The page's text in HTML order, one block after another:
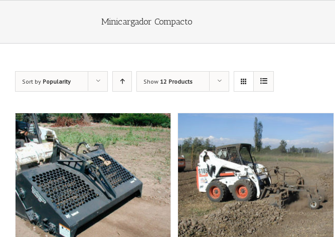
Minicargador Compacto
Sort by Popularity Show 12 Products